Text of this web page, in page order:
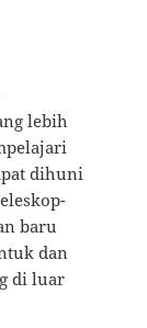
lebih
dihuni
baru
dan
di luar